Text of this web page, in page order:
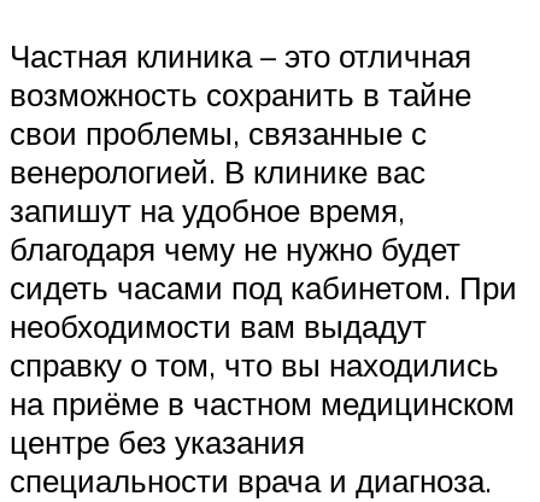
Частная клиника – это отличная
возможность сохранить в тайне
свои проблемы, связанные с
венерологией. В клинике вас
запишут на удобное время,
благодаря чему не нужно будет
сидеть часами под кабинетом. При
необходимости вам выдадут
справку о том, что вы находились
на приёме в частном медицинском
центре без указания
специальности врача и диагноза.